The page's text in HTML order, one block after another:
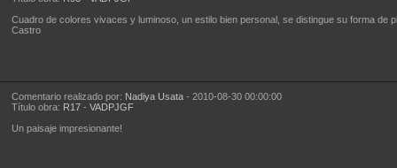
Cuadro de colores vivaces y luminoso, un estilo bien personal, se distingue su forma de
Castro
Comentario realizado por: Nadiya Usata- 2010-08-30 00:00:00
Título obra: R17- VADPJGF
Un paisaje impresionante!